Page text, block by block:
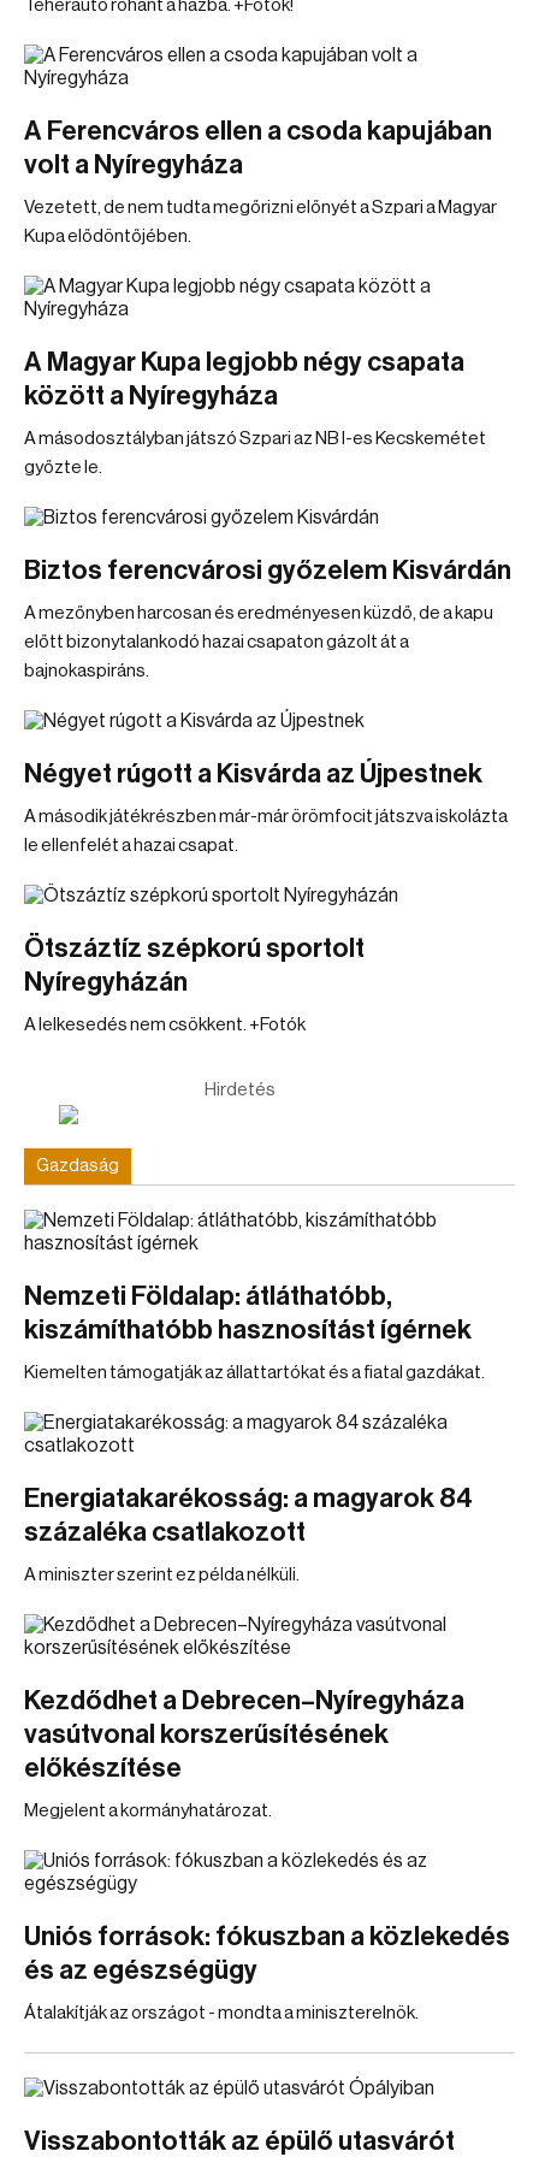
Teherautó rohant a házba. +Fotók!
A Ferencváros ellen a csoda kapujában
volt a Nyíregyháza
Vezetett, de nem tudta megőrizni előnyét a Szpari a Magyar
Kupa elődöntőjében.
A Magyar Kupa legjobb négy csapata
között a Nyíregyháza
A másodosztályban játszó Szpari az NB I-es Kecskemétet
győzte le.
Biztos ferencvárosi győzelem Kisvárdán
A mezőnyben harcosan és eredményesen küzdő, de a kapu
előtt bizonytalankodó hazai csapaton gázolt át a
bajnokaspiráns.
Négyet rúgott a Kisvárda az Újpestnek
A második játékrészben már-már örömfocit játszva iskolázta
le ellenfelét a hazai csapat.
Ötszáztíz szépkorú sportolt
Nyíregyházán
A lelkesedés nem csökkent. +Fotók
Hirdetés
Gazdaság
Nemzeti Földalap: átláthatóbb,
kiszámíthatóbb hasznosítást ígérnek
Kiemelten támogatják az állattartókat és a fiatal gazdákat.
Energiatakarékosság: a magyarok 84
százaléka csatlakozott
A miniszter szerint ez példa nélküli.
Kezdődhet a Debrecen–Nyíregyháza
vasútvonal korszerűsítésének
előkészítése
Megjelent a kormányhatározat.
Uniós források: fókuszban a közlekedés
és az egészségügy
Átalakítják az országot - mondta a miniszterelnök.
Visszabontották az épülő utasvárót